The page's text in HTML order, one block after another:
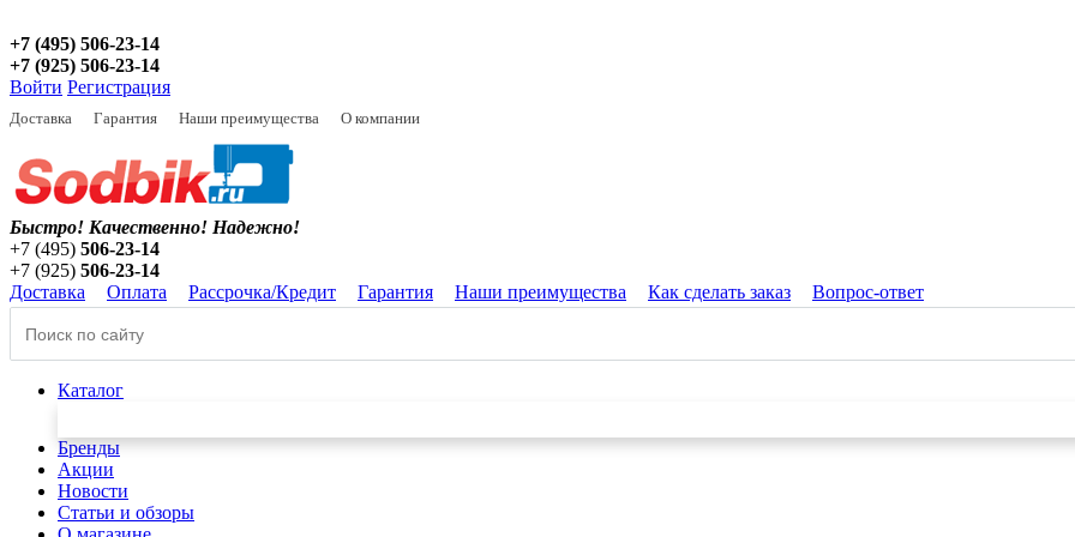
+7 (495) 506-23-14
+7 (925) 506-23-14
Войти Регистрация
Доставка Гарантия Наши преимущества О компании
Быстро! Качественно! Надежно!
+7 (495) 506-23-14
+7 (925) 506-23-14
Доставка
Оплата Рассрочка/Кредит Гарантия Наши преимущества Как сделать заказ Вопрос-ответ
Каталог
Бренды
Акции
Новости
Статьи и обзоры